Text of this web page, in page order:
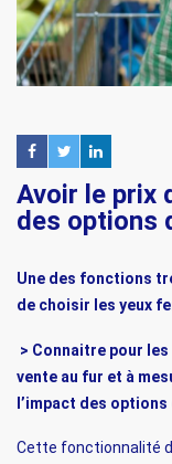
Avoir le prix
des options
Une des fonctions
de choisir les yeux
> Connaitre pour
vente au fur et à
l’impact des
Cette fonctionnalité